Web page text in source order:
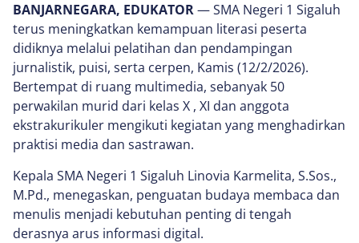
BANJARNEGARA, EDUKATOR— SMA Negeri 1 Sigaluh
terus meningkatkan kemampuan literasi peserta
didiknya melalui pelatihan dan pendampingan
jurnalistik, puisi, serta cerpen, Kamis (12/2/2026).
Bertempat di ruang multimedia, sebanyak 50
perwakilan murid dari kelas X , XI dan anggota
ekstrakurikuler mengikuti kegiatan yang menghadirkan
praktisi media dan sastrawan.
Kepala SMA Negeri 1 Sigaluh Linovia Karmelita, S.Sos.,
M.Pd., menegaskan, penguatan budaya membaca dan
menulis menjadi kebutuhan penting di tengah
derasnya arus informasi digital.